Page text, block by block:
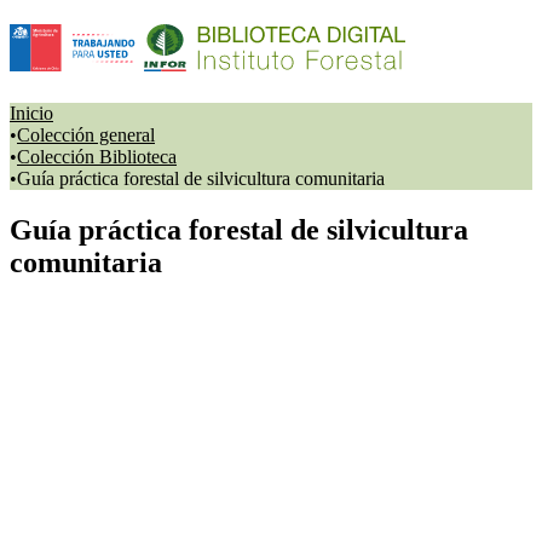
Inicio
Colección general
Colección Biblioteca
Guía práctica forestal de silvicultura comunitaria
Guía práctica forestal de silvicultura
comunitaria